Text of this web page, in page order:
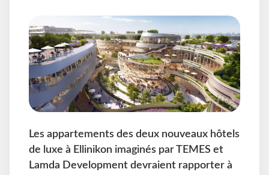
Les appartements des deux nouveaux hôtels
de luxe à Ellinikon imaginés par TEMES et
Lamda Development devraient rapporter à